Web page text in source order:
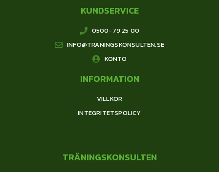
KUNDSERVICE
0500-79 25 00
INFO@TRANINGSKONSULTEN.SE
KONTO
INFORMATION
VILLKOR
INTEGRITETSPOLICY
TRÄNINGSKONSULTEN